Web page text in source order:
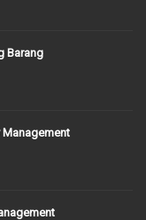
Barang
Management